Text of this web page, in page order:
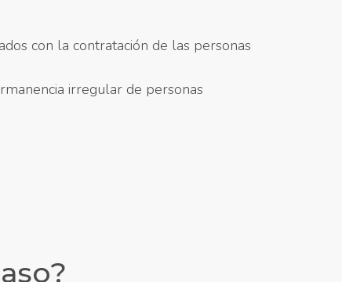
con la contratación de las personas
irregular de personas